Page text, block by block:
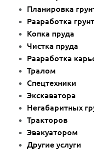
Планировка
Разработка
Копка пруда
Чистка пруда
Разработка
Тралом
Спецтехники
Экскаватора
Негабаритных
Тракторов
Эвакуатором
Другие услуги